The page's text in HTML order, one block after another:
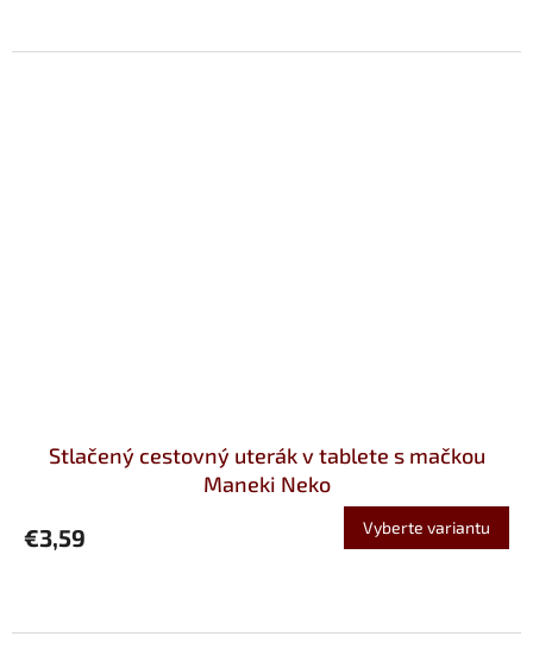
Stlačený cestovný uterák v tablete s mačkou
Maneki Neko
€3,59 Vyberte variantu